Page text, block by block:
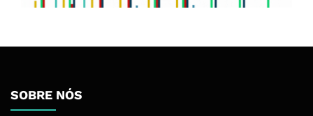
SOBRE NÓS